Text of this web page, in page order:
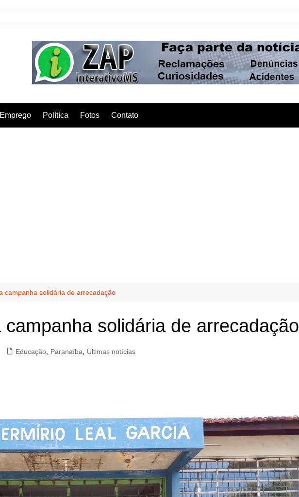
Emprego Polítíca Fotos Contato
campanha solidária de arrecadação
solidária de arrecadação
Educação Paranaíba Últimas notícias